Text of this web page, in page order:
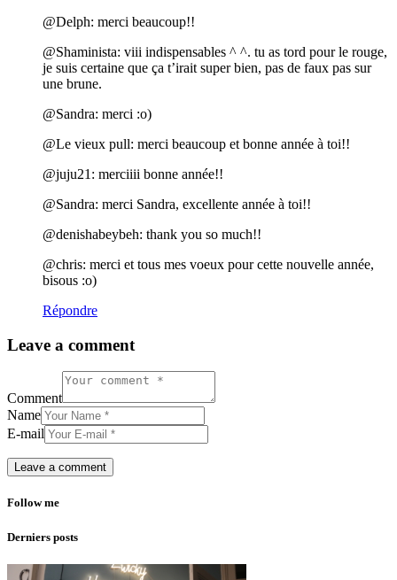
@Delph: merci beaucoup!!
@Shaminista: viii indispensables ^ ^. tu as tord pour le rouge,
je suis certaine que ça t’irait super bien, pas de faux pas sur
une brune.
@Sandra: merci :o)
@Le vieux pull: merci beaucoup et bonne année à toi!!
@juju21: merciiii bonne année!!
@Sandra: merci Sandra, excellente année à toi!!
@denishabeybeh: thank you so much!!
@chris: merci et tous mes voeux pour cette nouvelle année,
bisous :o)
Répondre
Leave a comment
Comment
Name
E-mail
Follow me
Derniers posts